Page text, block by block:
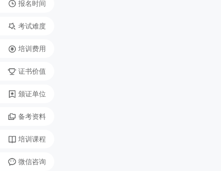
报名时间
考试难度
培训费用
证书价值
颁证单位
备考资料
培训课程
微信咨询